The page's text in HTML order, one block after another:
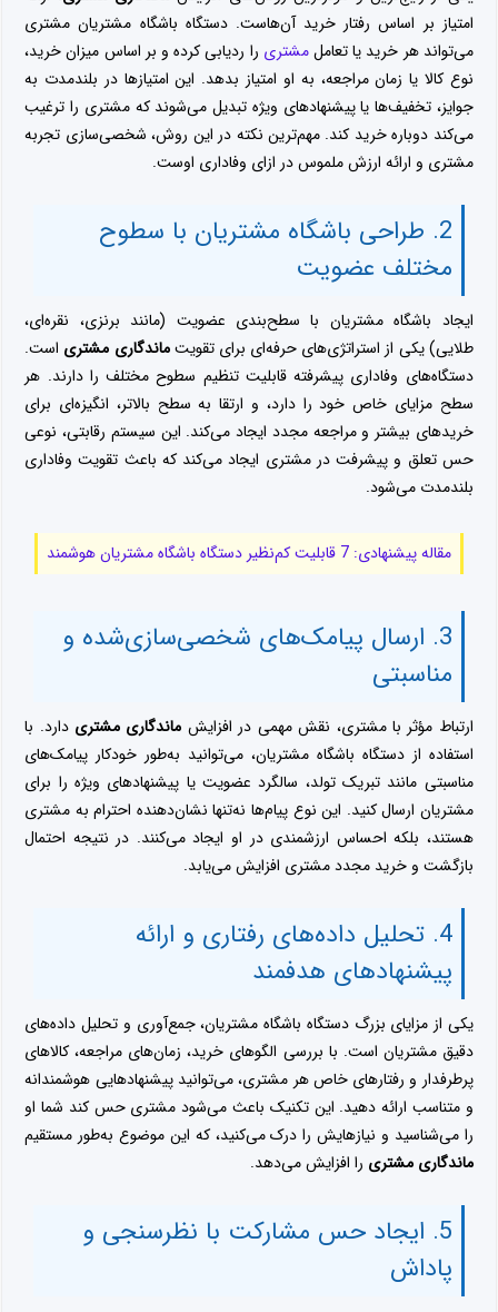
امتیاز بر اساس رفتار خرید آن‌هاست. دستگاه باشگاه مشتریان مشتری
می‌تواند هر خرید یا تعاملمشتری را ردیابی کرده و بر اساس میزان خرید،
نوع کالا یا زمان مراجعه، به او امتیاز بدهد. این امتیازها در بلندمدت به
جوایز، تخفیف‌ها یا پیشنهادهای ویژه تبدیل می‌شوند که مشتری را ترغیب
می‌کند دوباره خرید کند. مهم‌ترین نکته در این روش، شخصی‌سازی تجربه
مشتری و ارائه ارزش ملموس در ازای وفاداری اوست.
2. طراحی باشگاه مشتریان با سطوح
مختلف عضویت
ایجاد باشگاه مشتریان با سطح‌بندی عضویت (مانند برنزی، نقره‌ای،
طلایی) یکی از استراتژی‌های حرفه‌ای برای تقویتماندگاری مشتری است.
دستگاه‌های وفاداری پیشرفته قابلیت تنظیم سطوح مختلف را دارند. هر
سطح مزایای خاص خود را دارد، و ارتقا به سطح بالاتر، انگیزه‌ای برای
خریدهای بیشتر و مراجعه مجدد ایجاد می‌کند. این سیستم رقابتی، نوعی
حس تعلق و پیشرفت در مشتری ایجاد می‌کند که باعث تقویت وفاداری
بلندمدت می‌شود.
مقاله پیشنهادی: 7 قابلیت کم‌نظیر دستگاه باشگاه مشتریان هوشمند
3. ارسال پیامک‌های شخصی‌سازی‌شده و
مناسبتی
ارتباط مؤثر با مشتری، نقش مهمی در افزایش ماندگاری مشتری دارد. با
استفاده از دستگاه باشگاه مشتریان، می‌توانید به‌طور خودکار پیامک‌های
مناسبتی مانند تبریک تولد، سالگرد عضویت یا پیشنهادهای ویژه را برای
مشتریان ارسال کنید. این نوع پیام‌ها نه‌تنها نشان‌دهنده احترام به مشتری
هستند، بلکه احساس ارزشمندی در او ایجاد می‌کنند. در نتیجه احتمال
بازگشت و خرید مجدد مشتری افزایش می‌یابد.
4. تحلیل داده‌های رفتاری و ارائه
پیشنهادهای هدفمند
یکی از مزایای بزرگ دستگاه باشگاه مشتریان، جمع‌آوری و تحلیل داده‌های
دقیق مشتریان است. با بررسی الگوهای خرید، زمان‌های مراجعه، کالاهای
پرطرفدار و رفتارهای خاص هر مشتری، می‌توانید پیشنهادهایی هوشمندانه
و متناسب ارائه دهید. این تکنیک باعث می‌شود مشتری حس کند شما او
را می‌شناسید و نیازهایش را درک می‌کنید، که این موضوع به‌طور مستقیم
ماندگاری مشتری را افزایش می‌دهد.
5. ایجاد حس مشارکت با نظرسنجی و
پاداش